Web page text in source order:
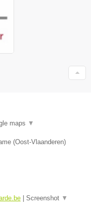
maps ▼
(Oost-Vlaanderen)
Screenshot ▼